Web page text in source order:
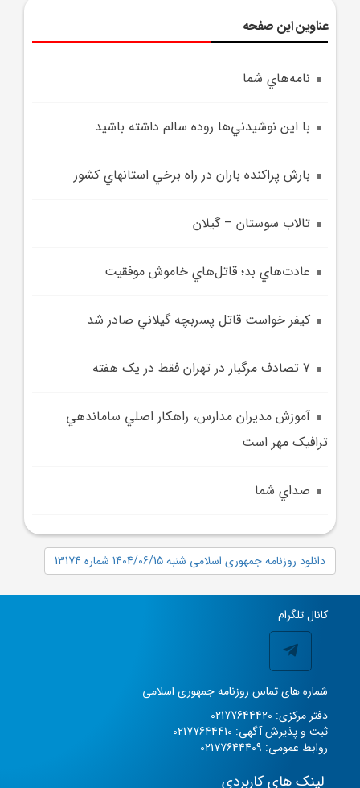
عناوین این صفحه
نامه‌هاي شما
با اين نوشيدني‌ها روده سالم داشته باشيد
بارش پراکنده باران در راه برخي استانهاي کشور
تالاب سوستان – گيلان
عادت‌هاي بد؛ قاتل‌هاي خاموش موفقيت
کيفر خواست قاتل پسربچه گيلاني صادر شد
7 تصادف مرگبار در تهران فقط در يک هفته
آموزش مديران مدارس، راهکار اصلي ساماندهي
ترافيک مهر است
صداي شما
دانلود روزنامه جمهوری اسلامی شنبه 1404/06/15 شماره 13174
کانال تلگرام
شماره های تماس روزنامه جمهوری اسلامی
دفتر مرکزی: 02177644420
ثبت و پذیرش آگهی: 02177644410
روابط عمومی: 02177644409
لینک های کاربردی